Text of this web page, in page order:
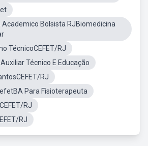
Bolsista RJBiomedicina
TécnicoCEFET/RJ
Técnico E Educação
RJ
Para Fisioterapeuta
RJ
RJ